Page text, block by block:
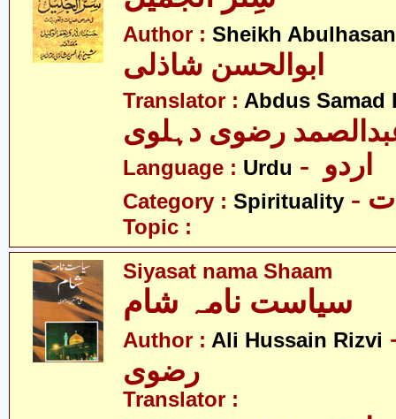
Author : Sheikh
ابوالحسن شاذلی
Translator : Abdus Samad
رضوی دہلوی
Language : Urdu
Category : Spirituality
Topic :
Siyasat nama Shaam
Author : Ali Hussain Rizvi
Translator :